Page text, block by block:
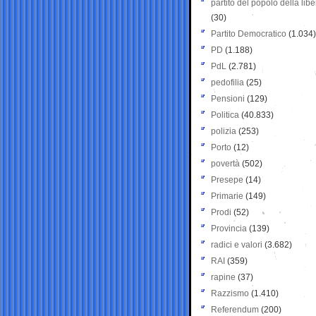
partito del popolo della
(30)
Partito Democratico (1.034)
PD (1.188)
PdL (2.781)
pedofilia (25)
Pensioni (129)
Politica (40.833)
polizia (253)
Porto (12)
povertà (502)
Presepe (14)
Primarie (149)
Prodi (52)
Provincia (139)
radici e valori (3.682)
RAI (359)
rapine (37)
Razzismo (1.410)
Referendum (200)